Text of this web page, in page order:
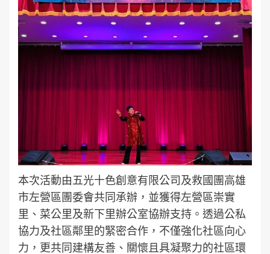
本次活動由五光十色創意有限公司及救國團高雄
市左營區團委會共同承辦，並獲得左營區崇實
里、菜公里及新下里辦公室協辦支持。透過公私
協力及社區鄰里的緊密合作，不僅強化社區向心
力，更共同建構友善、關懷且具凝聚力的社區環